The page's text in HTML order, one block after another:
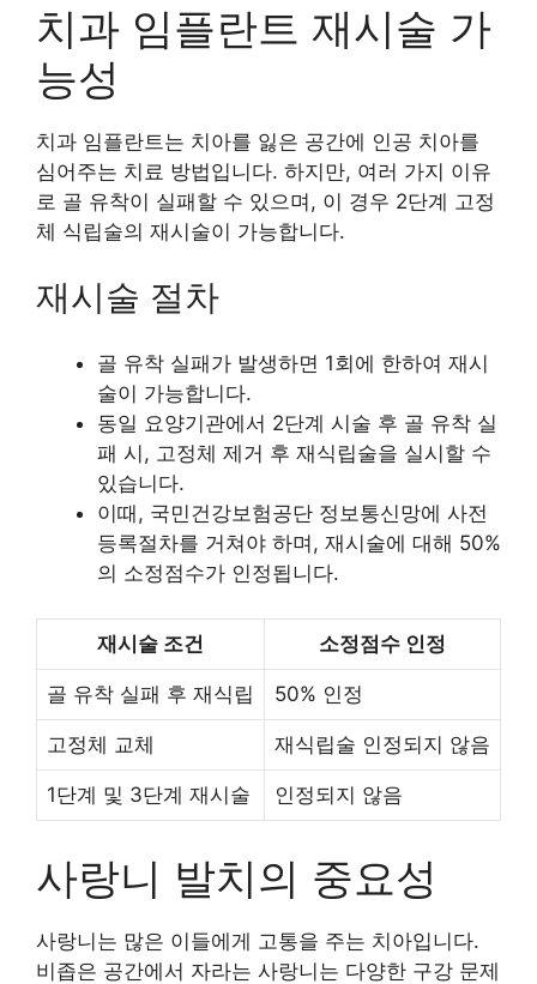
치과 임플란트 재시술 가
능성
치과 임플란트는 치아를 잃은 공간에 인공 치아를
심어주는 치료 방법입니다. 하지만, 여러 가지 이유
로 골 유착이 실패할 수 있으며, 이 경우 2단계 고정
체 식립술의 재시술이 가능합니다.
재시술 절차
골 유착 실패가 발생하면 1회에 한하여 재시
술이 가능합니다.
동일 요양기관에서 2단계 시술 후 골 유착 실
패 시, 고정체 제거 후 재식립술을 실시할 수
있습니다.
이때, 국민건강보험공단 정보통신망에 사전
등록절차를 거쳐야 하며, 재시술에 대해 50%
의 소정점수가 인정됩니다.
재시술 조건 소정점수 인정
골 유착 실패 후 재식립 50% 인정
고정체 교체 재식립술 인정되지 않음
1단계 및 3단계 재시술 인정되지 않음
사랑니 발치의 중요성
사랑니는 많은 이들에게 고통을 주는 치아입니다.
비좁은 공간에서 자라는 사랑니는 다양한 구강 문제